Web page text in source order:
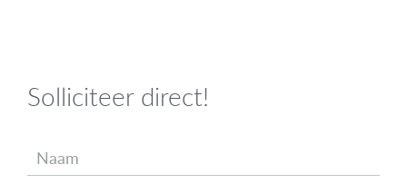
Solliciteer direct!